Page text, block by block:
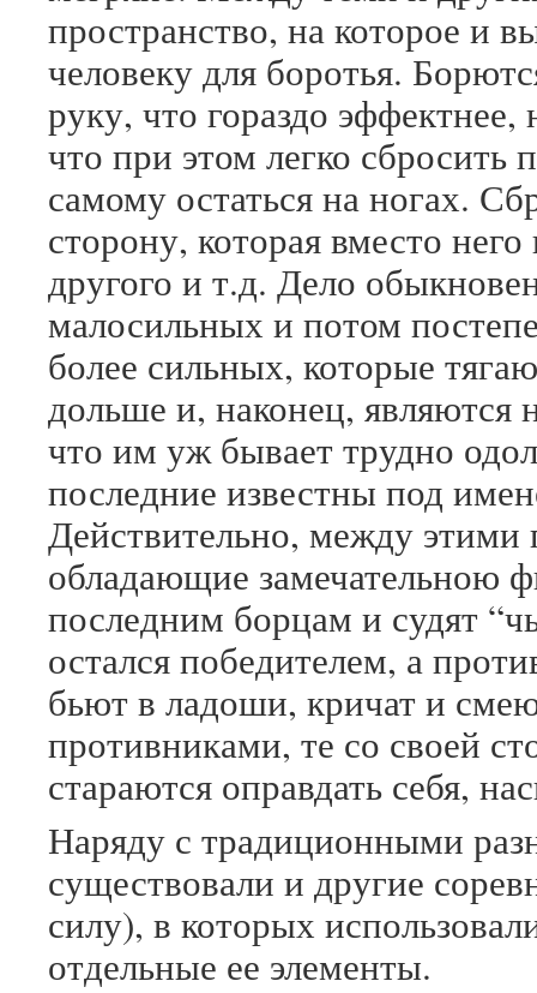
пространство, на которое и
человеку для боротья.
руку, что гораздо
что при этом легко сбросить
самому остаться на ногах.
сторону, которая вместо
другого и т.д. Дело
малосильных и потом
более сильных, которые
дольше и, наконец, являются
что им уж бывает трудно
последние известны под
Действительно, между этими
обладающие замечательною
последним борцам и судят
остался победителем, а
бьют в ладоши, кричат и
противниками, те со своей
стараются оправдать себя,
Наряду с традиционными
существовали и другие
силу), в которых
отдельные ее элементы.